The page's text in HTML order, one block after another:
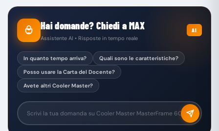
Hai domande? Chiedi a MAX
Assistente AI • Risposte in tempo reale
AI
In quanto tempo arriva?
Quali sono le caratteristiche?
Posso usare la Carta del Docente?
Avete altri Cooler Master?